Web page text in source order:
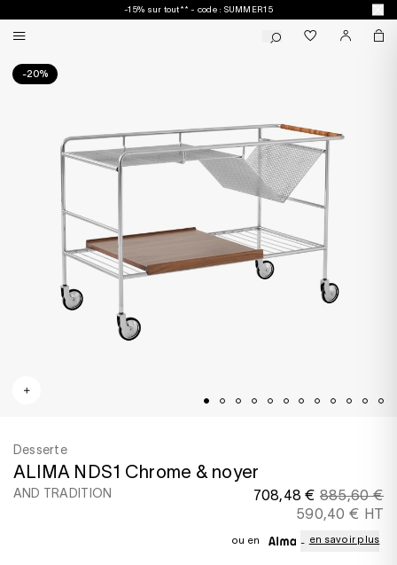
-15% sur tout** - code : SUMMER15
-20%
Desserte
ALIMA NDS1 Chrome & noyer
AND TRADITION 708,48 € 885,60 €
590,40 € HT
ou en en savoir plus